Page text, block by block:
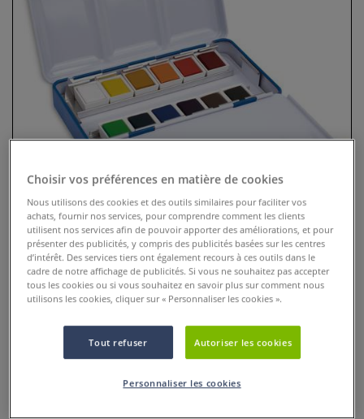
Coffret aquarelle en métal Milan
0 Commentaires
d'une palette rabattable et d’un anneau de maintien.
Choisir vos préférences en matière de cookies
Nous utilisons des cookies et des outils similaires pour faciliter vos
achats, fournir nos services, pour comprendre comment les clients
utilisent nos services afin de pouvoir apporter des améliorations, et pour
présenter des publicités, y compris des publicités basées sur les centres
d’intérêt. Des services tiers ont également recours à ces outils dans le
cadre de notre affichage de publicités. Si vous ne souhaitez pas accepter
tous les cookies ou si vous souhaitez en savoir plus sur comment nous
utilisons les cookies, cliquer sur « Personnaliser les cookies ».
Tout refuser Autoriser les cookies
Personnaliser les cookies